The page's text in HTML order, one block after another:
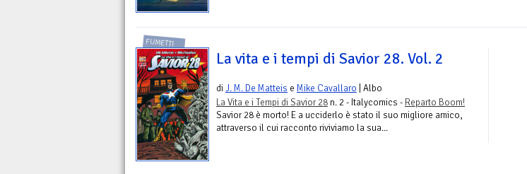
FUMETTI
La vita e i tempi di Savior 28. Vol. 2
diJ. M. De Matteis e Mike Cavallaro | Albo
La Vita e i Tempi di Savior 28 n. 2 - Italycomics - Reparto Boom!
Savior 28 è morto! E a ucciderlo è stato il suo migliore amico,
attraverso il cui racconto riviviamo la sua...